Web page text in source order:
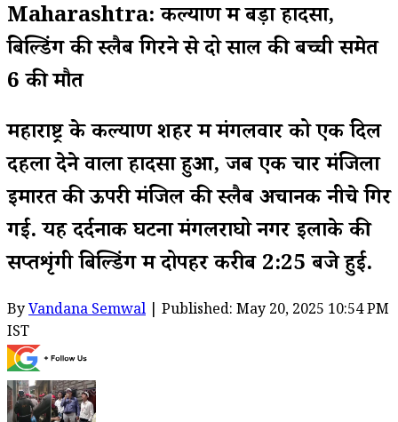
Maharashtra: कल्याण में बड़ा हादसा,
बिल्डिंग की स्लैब गिरने से दो साल की बच्ची समेत
6 की मौत
महाराष्ट्र के कल्याण शहर में मंगलवार को एक दिल
दहला देने वाला हादसा हुआ, जब एक चार मंजिला
इमारत की ऊपरी मंजिल की स्लैब अचानक नीचे गिर
गई. यह दर्दनाक घटना मंगलराघो नगर इलाके की
सप्तशृंगी बिल्डिंग में दोपहर करीब 2:25 बजे हुई.
ByVandana Semwal | Published: May 20, 2025 10:54 PM
IST